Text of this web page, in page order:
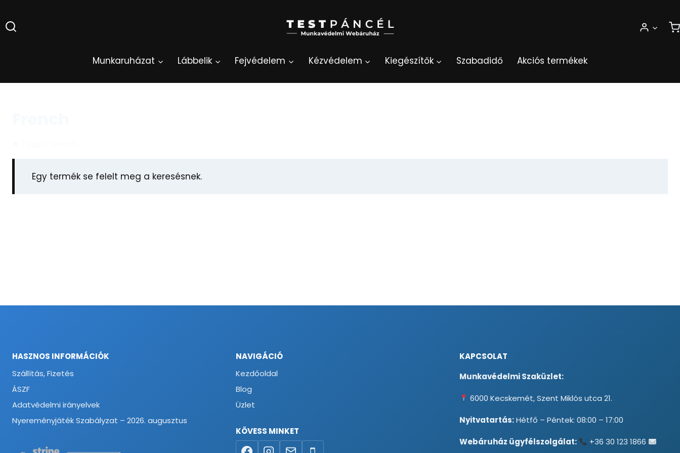
to
content
Munkaruházat Lábbelik Fejvédelem Kézvédelem Kiegészítők Szabadidő Akciós termékek
Egy termék se felelt meg a keresésnek.
HASZNOS INFORMÁCIÓK
Szállítás, Fizetés
ÁSZF
Adatvédelmi irányelvek
Nyereményjáték Szabályzat – 2026. augusztus
NAVIGÁCIÓ
Kezdőoldal
Blog
Üzlet
KÖVESS MINKET
KAPCSOLAT
Munkavédelmi Szaküzlet:
6000 Kecskemét, Szent Miklós utca 21.
Nyitvatartás:Hétfő – Péntek: 08:00 – 17:00
Webáruház ügyfélszolgálat:
+36 30 123 1866